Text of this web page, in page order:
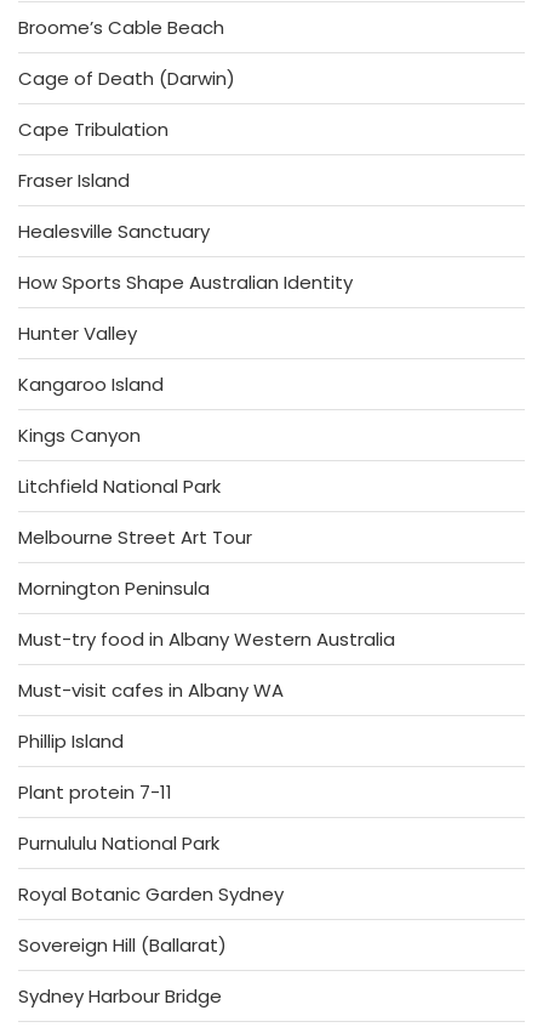
Broome’s Cable Beach
Cage of Death (Darwin)
Cape Tribulation
Fraser Island
Healesville Sanctuary
How Sports Shape Australian Identity
Hunter Valley
Kangaroo Island
Kings Canyon
Litchfield National Park
Melbourne Street Art Tour
Mornington Peninsula
Must-try food in Albany Western Australia
Must-visit cafes in Albany WA
Phillip Island
Plant protein 7-11
Purnululu National Park
Royal Botanic Garden Sydney
Sovereign Hill (Ballarat)
Sydney Harbour Bridge